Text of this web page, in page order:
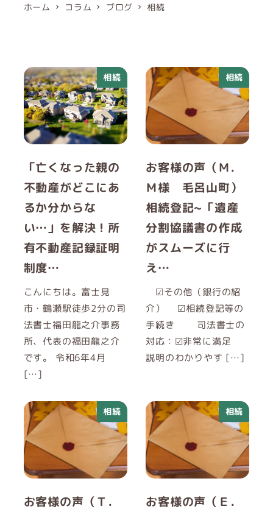
ホーム コラム ブログ 相続
相続
「亡くなった親の
不動産がどこにあ
るか分からな
い…」を解決！所
有不動産記録証明
制度…
こんにちは。富士見
市・鶴瀬駅徒歩2分の司
法書士福田龍之介事務
所、代表の福田龍之介
です。 令和6年4月
[…]
相続
お客様の声（Ｍ．
Ｍ様 毛呂山町）
相続登記~「遺産
分割協議書の作成
がスムーズに行
え…
☑その他（銀行の紹
介） ☑相続登記等の
手続き 司法書士の
対応：☑非常に満足
説明のわかりやす […]
相続
お客様の声（Ｔ．
相続
お客様の声（Ｅ．